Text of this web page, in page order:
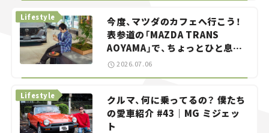
今度、マツダのカフェへ行こう！
表参道の「MAZDA TRANS
AOYAMA」で、ちょっとひと息。
——連載｜CCGとクルマでどうす
る？＜第13回＞
Lifestyle
2026.07.06
クルマ、何に乗ってるの？ 僕たち
の愛車紹介 #43｜MG ミジェッ
ト
Lifestyle